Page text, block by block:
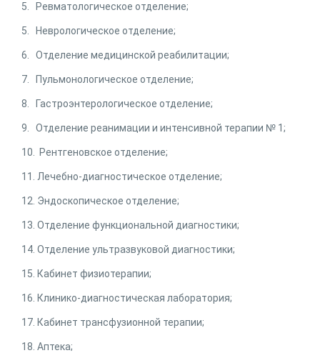
5. Ревматологическое отделение;
5. Неврологическое отделение;
6. Отделение медицинской реабилитации;
7. Пульмонологическое отделение;
8. Гастроэнтерологическое отделение;
9. Отделение реанимации и интенсивной терапии № 1;
10. Рентгеновское отделение;
11. Лечебно-диагностическое отделение;
12. Эндоскопическое отделение;
13. Отделение функциональной диагностики;
14. Отделение ультразвуковой диагностики;
15. Кабинет физиотерапии;
16. Клинико-диагностическая лаборатория;
17. Кабинет трансфузионной терапии;
18. Аптека;